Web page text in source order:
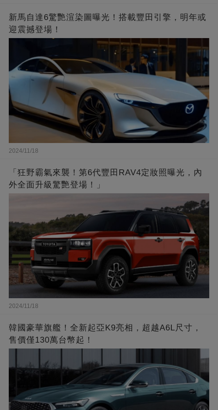
新馬自達6驚艷渲染圖曝光！搭載豐田引擎，明年或
迎震撼登場！
2024/11/18
「狂野霸氣來襲！第6代豐田RAV4定妝照曝光，內
外全面升級驚艷登場！」
2024/11/18
韓國豪華旗艦！全新起亞K9亮相，超越A6L尺寸，
售價僅130萬台幣起！